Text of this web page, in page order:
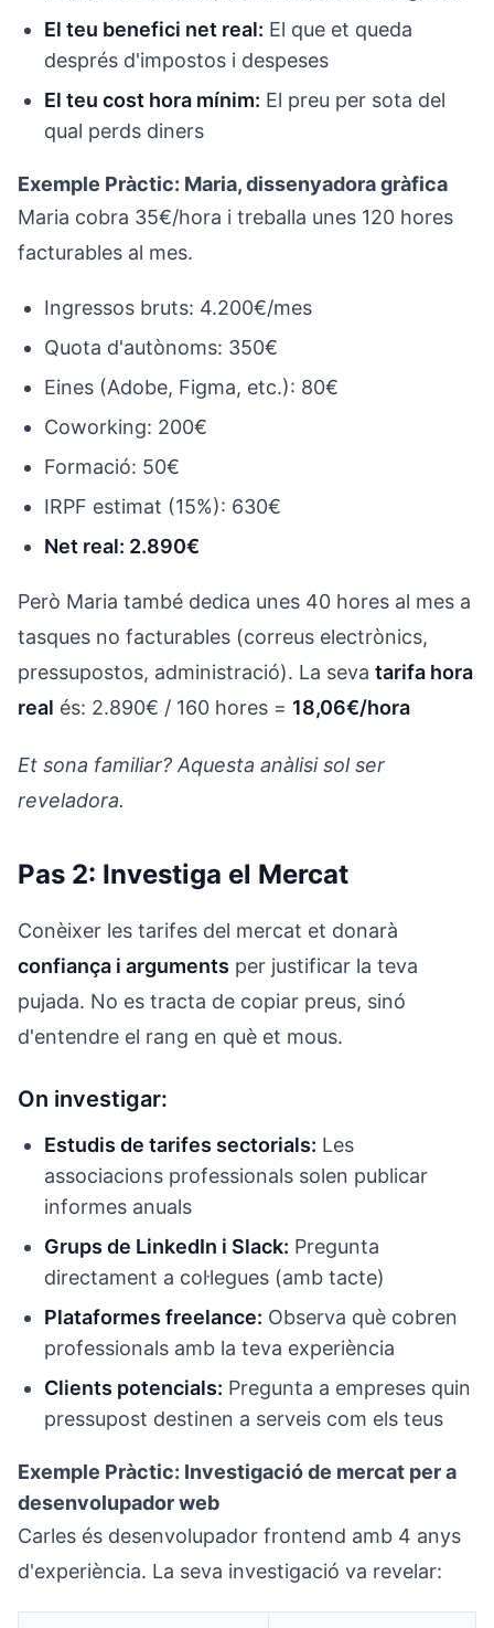
El teu benefici net real: El que et queda
després d'impostos i despeses
El teu cost hora mínim: El preu per sota del
qual perds diners
Exemple Pràctic: Maria, dissenyadora gràfica
Maria cobra 35€/hora i treballa unes 120 hores
facturables al mes.
Ingressos bruts: 4.200€/mes
Quota d'autònoms: 350€
Eines (Adobe, Figma, etc.): 80€
Coworking: 200€
Formació: 50€
IRPF estimat (15%): 630€
Net real: 2.890€
Però Maria també dedica unes 40 hores al mes a
tasques no facturables (correus electrònics,
pressupostos, administració). La seva tarifa hora
real és: 2.890€ / 160 hores = 18,06€/hora
Et sona familiar? Aquesta anàlisi sol ser
reveladora.
Pas 2: Investiga el Mercat
Conèixer les tarifes del mercat et donarà
confiança i arguments per justificar la teva
pujada. No es tracta de copiar preus, sinó
d'entendre el rang en què et mous.
On investigar:
Estudis de tarifes sectorials: Les
associacions professionals solen publicar
informes anuals
Grups de LinkedIn i Slack: Pregunta
directament a col·legues (amb tacte)
Plataformes freelance: Observa què cobren
professionals amb la teva experiència
Clients potencials: Pregunta a empreses quin
pressupost destinen a serveis com els teus
Exemple Pràctic: Investigació de mercat per a
desenvolupador web
Carles és desenvolupador frontend amb 4 anys
d'experiència. La seva investigació va revelar: